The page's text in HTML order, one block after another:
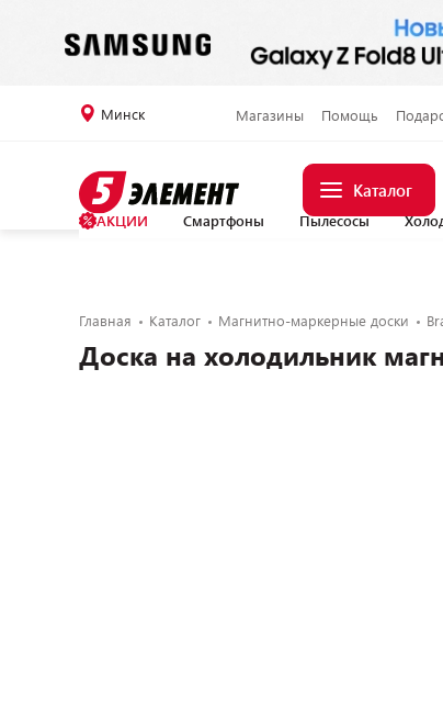
Минск Магазины Помощь
Каталог
АКЦИИ Смартфоны Пылесосы
Главная Каталог Магнитно-маркерные доски
Доска на холодильник